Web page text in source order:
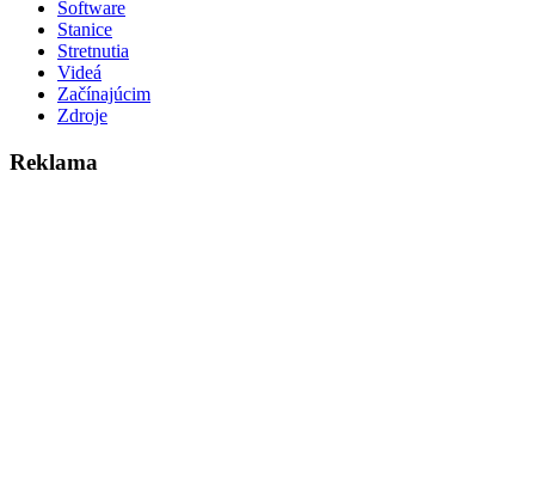
Software
Stanice
Stretnutia
Videá
Začínajúcim
Zdroje
Reklama